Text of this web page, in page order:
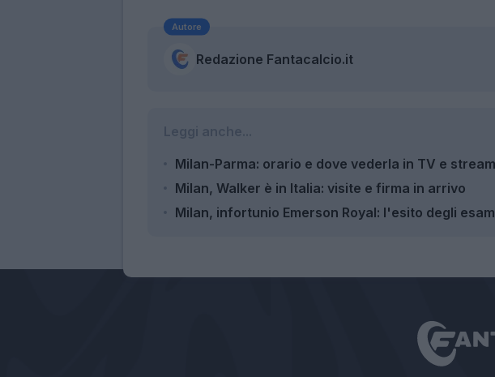
Autore
Redazione Fantacalcio.it
Milan-Parma: orario e dove vederla in TV e
Milan, Walker è in Italia: visite e firma in arrivo
Milan, infortunio Emerson Royal: l'esito degli